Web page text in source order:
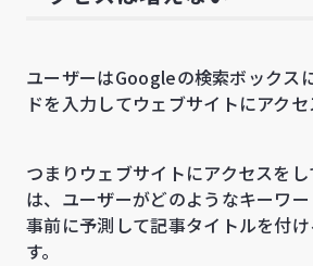
ユーザーはGoogleの検索ボックス
ドを入力してウェブサイトにアクセ
つまりウェブサイトにアクセスを
は、ユーザーがどのようなキーワ
事前に予測して記事タイトルを付
す。